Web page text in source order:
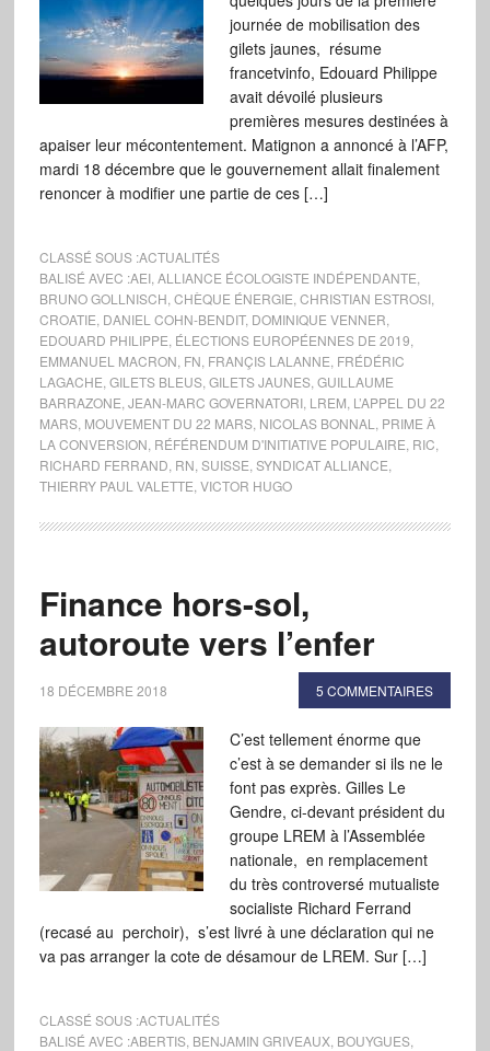
journée de mobilisation des
gilets jaunes, résume
francetvinfo, Edouard Philippe
avait dévoilé plusieurs
premières mesures destinées à
apaiser leur mécontentement. Matignon a annoncé à l’AFP,
mardi 18 décembre que le gouvernement allait finalement
renoncer à modifier une partie de ces […]
CLASSÉ SOUS :ACTUALITÉS
BALISÉ AVEC :AEI, ALLIANCE ÉCOLOGISTE INDÉPENDANTE
BRUNO GOLLNISCH CHÈQUE ÉNERGIE CHRISTIAN ESTROSI,
CROATIE DANIEL COHN-BENDIT, DOMINIQUE VENNER
EDOUARD PHILIPPE ÉLECTIONS EUROPÉENNES DE 2019
EMMANUEL MACRON FN FRANÇIS LALANNE FRÉDÉRIC
LAGACHE GILETS BLEUS, GILETS JAUNES, GUILLAUME
BARRAZONE JEAN-MARC GOVERNATORI, LREM L’APPEL DU 22
MARS, MOUVEMENT DU 22 MARS, NICOLAS BONNAL
PRIME À
LA CONVERSION RÉFÉRENDUM D'INITIATIVE POPULAIRE RIC
RICHARD FERRAND RN SUISSE SYNDICAT ALLIANCE
THIERRY PAUL VALETTE VICTOR HUGO
Finance hors-sol,
autoroute vers l’enfer
18 DÉCEMBRE 2018 5 COMMENTAIRES
C’est tellement énorme que
c’est à se demander si ils ne le
font pas exprès. Gilles Le
Gendre, ci-devant président du
groupe LREM à l’Assemblée
nationale, en remplacement
du très controversé mutualiste
socialiste Richard Ferrand
(recasé au perchoir), s’est livré à une déclaration qui ne
va pas arranger la cote de désamour de LREM. Sur […]
CLASSÉ SOUS :ACTUALITÉS
BALISÉ AVEC :ABERTIS, BENJAMIN GRIVEAUX, BOUYGUES,